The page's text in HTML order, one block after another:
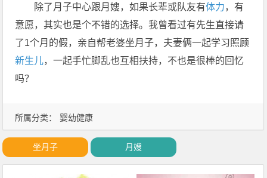
所属分类： 婴幼健康
除了月子中心跟月嫂，如果长辈或队友有体力，有
意愿，其实也是个不错的选择。我曾看过有先生直接请
了1个月的假，亲自帮老婆坐月子，夫妻俩一起学习照顾
新生儿，一起手忙脚乱也互相扶持，不也是很棒的回忆
吗？
坐月子 月嫂